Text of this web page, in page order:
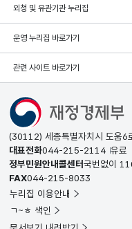
외청 및 유관기관 누리집
운영 누리집 바로가기
관련 사이트 바로가기
(30112) 세종특별자치시 도움6
대표전화044-215-2114 유료
정부민원안내콜센터국번없이
FAX044-215-8033
누리집 이용안내
ㄱ~ㅎ 색인